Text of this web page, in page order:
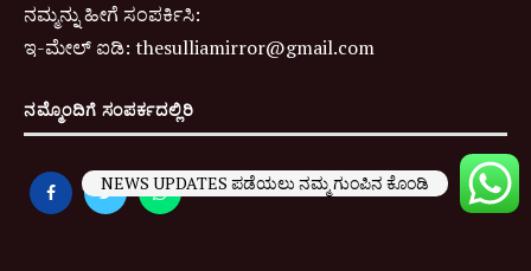
ನಮ್ಮನ್ನು ಹೀಗೆ ಸಂಪರ್ಕಿಸಿ:
ಇ-ಮೇಲ್ ಐಡಿ: thesulliamirror@gmail.com
ನಮ್ಮೊಂದಿಗೆ ಸಂಪರ್ಕದಲ್ಲಿರಿ
NEWS UPDATES ಪಡೆಯಲು ನಮ್ಮ ಗುಂಪಿನ ಕೊಂಡಿ